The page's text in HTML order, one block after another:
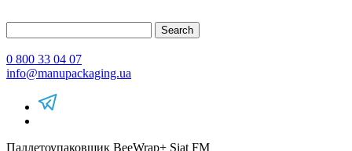
Search
0 800 33 04 07
info@manupackaging.ua
Паллетоупаковщик BeeWrap+ Siat FM